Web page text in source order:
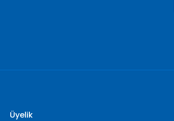
Üyelik